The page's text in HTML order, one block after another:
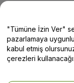
Yardım
"Tümüne İzin Ver"
pazarlamaya
kabul etmiş
çerezleri